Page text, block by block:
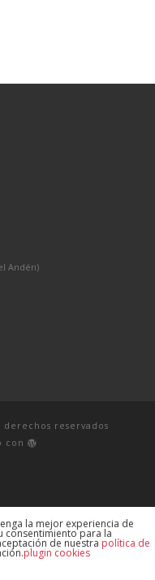
Andén)
derechos reservados
con
la mejor experiencia de
consentimiento para la
de nuestra política de
plugin cookies